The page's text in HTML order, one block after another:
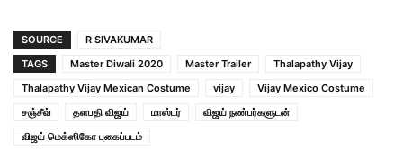
SOURCE
R SIVAKUMAR
TAGS
Master Diwali 2020 Master Trailer
Thalapathy Vijay
Thalapathy Vijay Mexican Costume
vijay
Vijay Mexico Costume
சஞ்சீவ்
தளபதி விஜய் மாஸ்டர்
விஜய் நண்பர்களுடன்
விஜய் மெக்ஸிகோ புகைப்படம்